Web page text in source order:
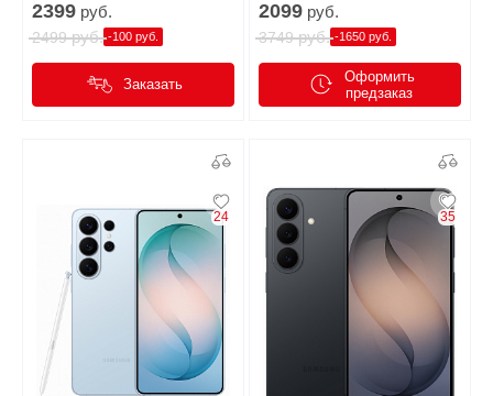
2399 руб.
2499руб. -100 руб.
Заказать
2099 руб.
3749руб. -1650 руб.
Оформить
предзаказ
24 35